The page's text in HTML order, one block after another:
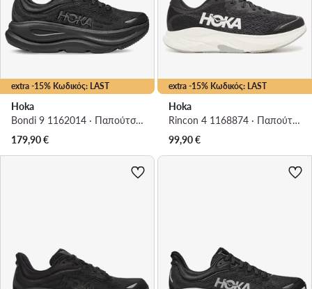
extra -15% Κωδικός: LAST
Hoka
Bondi 9 1162014 · Παπούτσια για Τρέξιμο
179,90€
extra -15% Κωδικός: LAST
Hoka
Rincon 4 1168874 · Παπούτσια για Τρέξιμο
99,90€